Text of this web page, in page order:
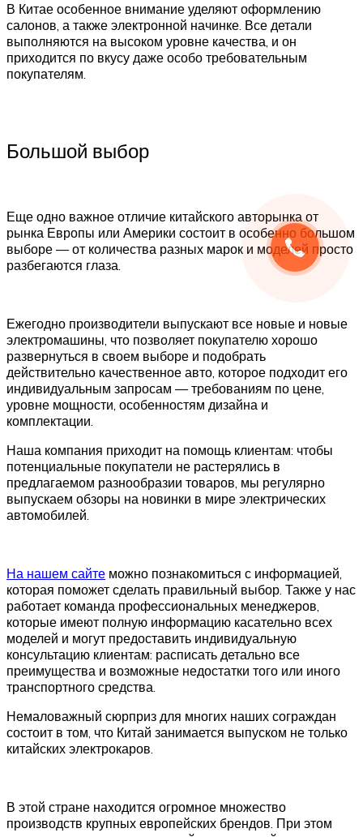
В Китае особенное внимание уделяют оформлению
салонов, а также электронной начинке. Все детали
выполняются на высоком уровне качества, и он
приходится по вкусу даже особо требовательным
покупателям.
Большой выбор
Еще одно важное отличие китайского авторынка от
рынка Европы или Америки состоит в особенно большом
выборе — от количества разных марок и моделей просто
разбегаются глаза.
Ежегодно производители выпускают все новые и новые
электромашины, что позволяет покупателю хорошо
развернуться в своем выборе и подобрать
действительно качественное авто, которое подходит его
индивидуальным запросам — требованиям по цене,
уровне мощности, особенностям дизайна и
комплектации.
Наша компания приходит на помощь клиентам: чтобы
потенциальные покупатели не растерялись в
предлагаемом разнообразии товаров, мы регулярно
выпускаем обзоры на новинки в мире электрических
автомобилей.
На нашем сайте можно познакомиться с информацией,
которая поможет сделать правильный выбор. Также у нас
работает команда профессиональных менеджеров,
которые имеют полную информацию касательно всех
моделей и могут предоставить индивидуальную
консультацию клиентам: расписать детально все
преимущества и возможные недостатки того или иного
транспортного средства.
Немаловажный сюрприз для многих наших сограждан
состоит в том, что Китай занимается выпуском не только
китайских электрокаров.
В этой стране находится огромное множество
производств крупных европейских брендов. При этом